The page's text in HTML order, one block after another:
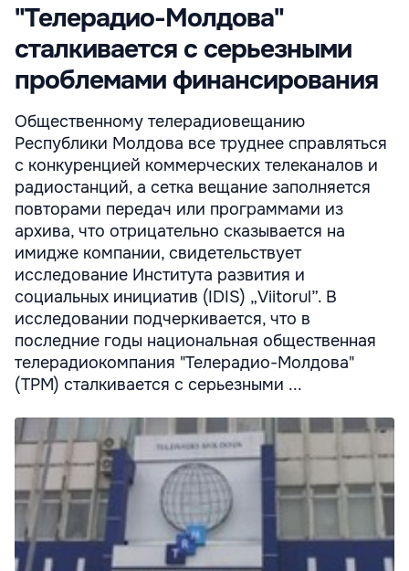
"Телерадио-Молдова"
сталкивается с серьезными
проблемами финансирования
Общественному телерадиовещанию
Республики Молдова все труднее справляться
с конкуренцией коммерческих телеканалов и
радиостанций, а сетка вещание заполняется
повторами передач или программами из
архива, что отрицательно сказывается на
имидже компании, свидетельствует
исследование Института развития и
социальных инициатив (IDIS) „Viitorul”. В
исследовании подчеркивается, что в
последние годы национальная общественная
телерадиокомпания "Телерадио-Молдова"
(ТРМ) сталкивается с серьезными ...